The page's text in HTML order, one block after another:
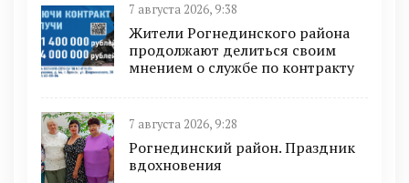
7 августа 2026, 9:38
Жители Рогнединского района
продолжают делиться своим
мнением о службе по контракту
7 августа 2026, 9:28
Рогнединский район. Праздник
вдохновения